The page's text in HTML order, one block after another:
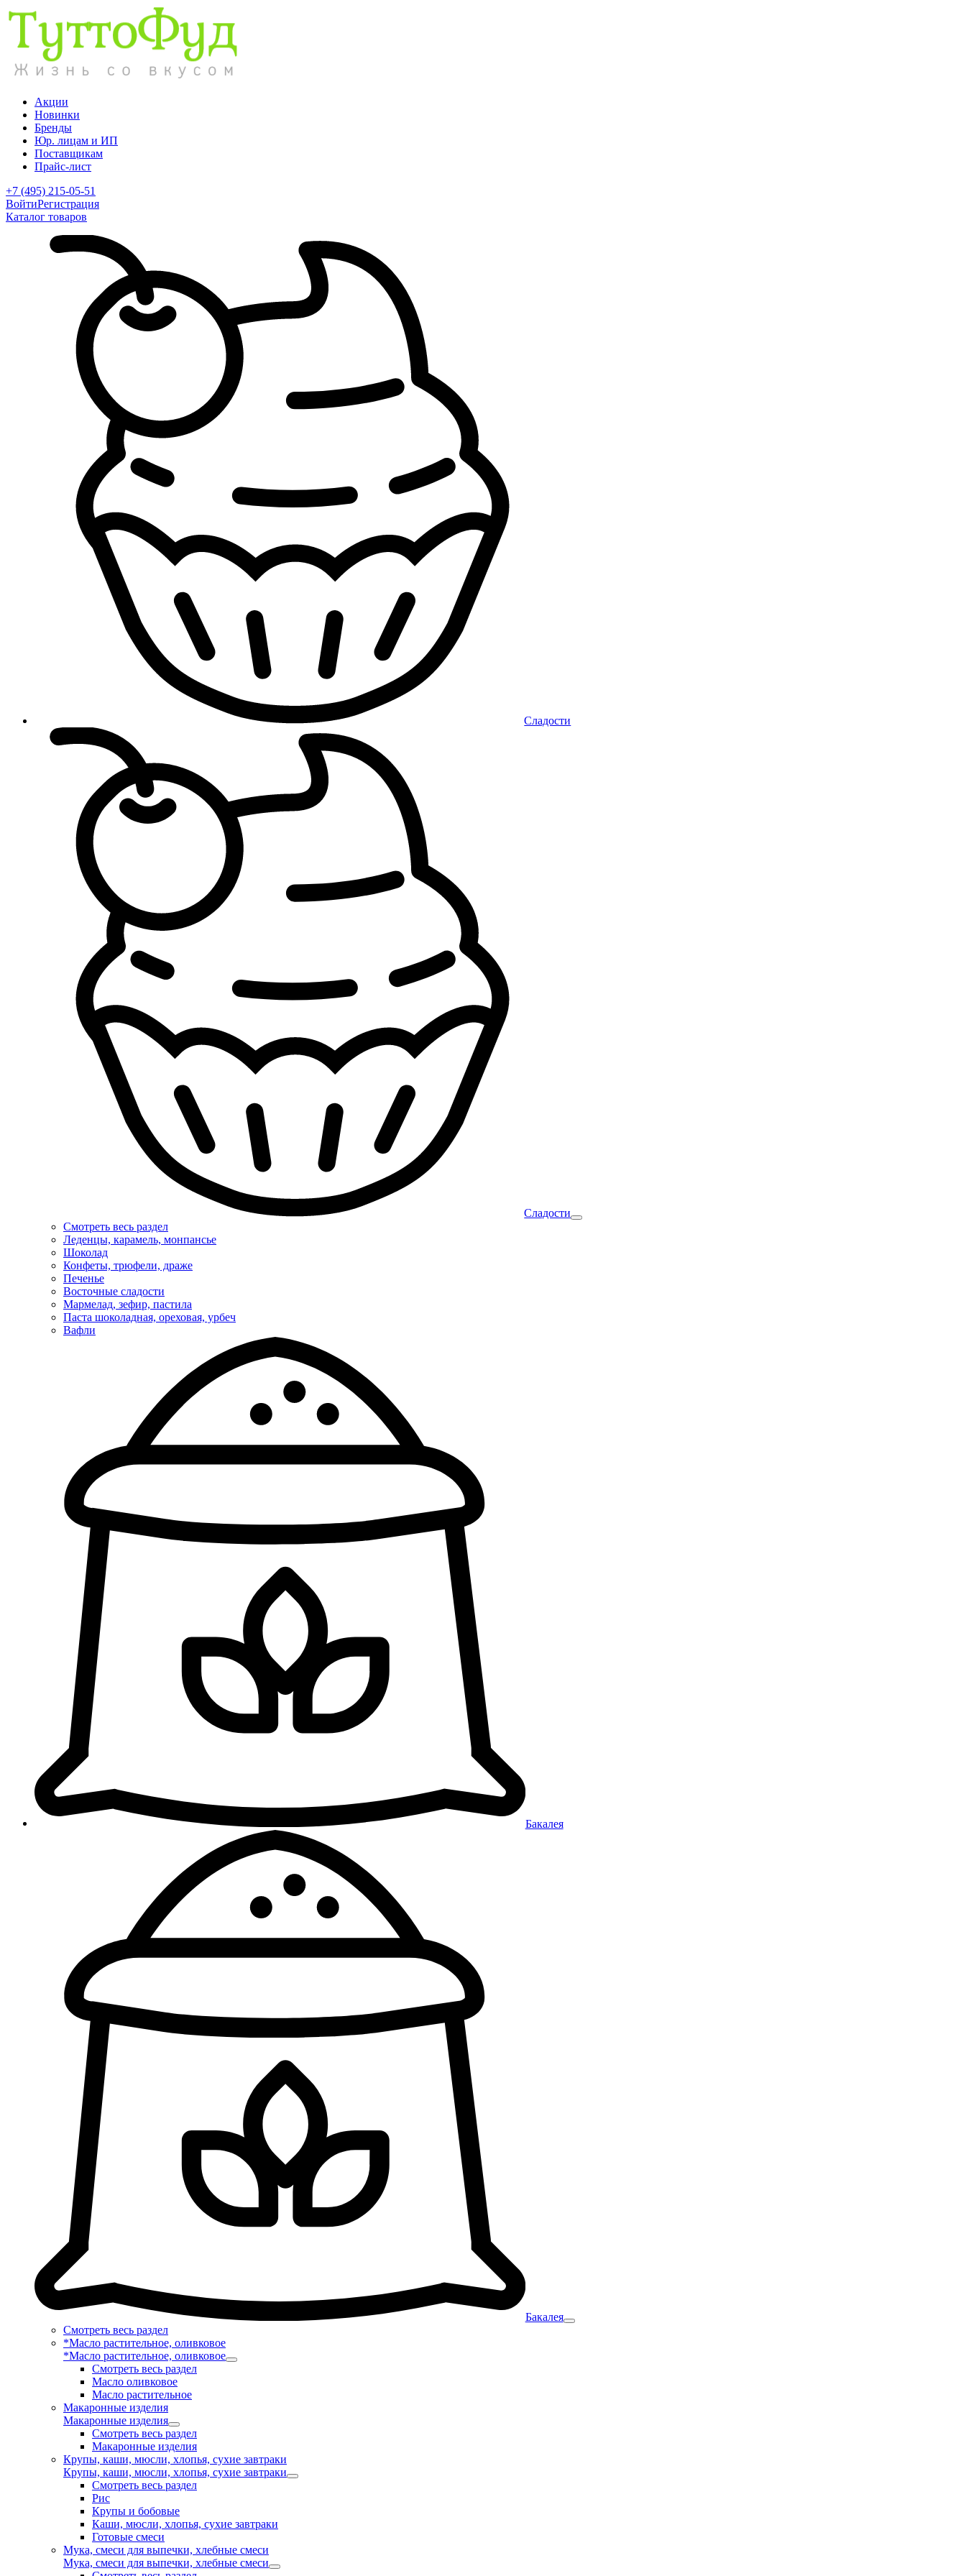
Акции
Новинки
Бренды
Юр. лицам и ИП
Поставщикам
Прайс-лист
+7 (495) 215-05-51
ВойтиРегистрация
Каталог товаров
Сладости
Сладости
Смотреть весь раздел
Леденцы, карамель, монпансье
Шоколад
Конфеты, трюфели, драже
Печенье
Восточные сладости
Мармелад, зефир, пастила
Паста шоколадная, ореховая, урбеч
Вафли
Бакалея
Бакалея
Смотреть весь раздел
*Масло растительное, оливковое
*Масло растительное, оливковое
Смотреть весь раздел
Масло оливковое
Масло растительное
Макаронные изделия
Макаронные изделия
Смотреть весь раздел
Макаронные изделия
Крупы, каши, мюсли, хлопья, сухие завтраки
Крупы, каши, мюсли, хлопья, сухие завтраки
Смотреть весь раздел
Рис
Крупы и бобовые
Каши, мюсли, хлопья, сухие завтраки
Готовые смеси
Мука, смеси для выпечки, хлебные смеси
Мука, смеси для выпечки, хлебные смеси